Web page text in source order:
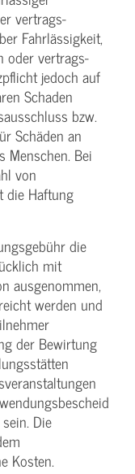
vertrags­
Fahrlässigkeit,
oder vertrags­
jedoch auf
Schaden
bzw.
Schäden an
Menschen. Bei
von
die Haftung
die
mit
ausgenommen,
werden und
der Bewirtung
Die
Kosten.